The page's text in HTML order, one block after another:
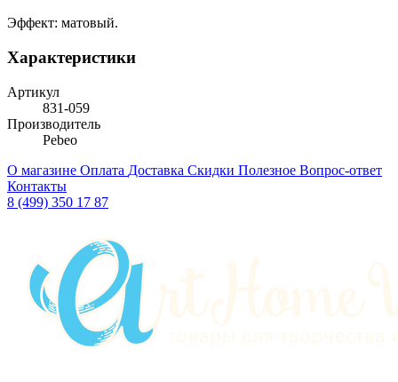
Эффект: матовый.
Характеристики
Артикул
831-059
Производитель
Pebeo
О магазине Оплата Доставка Скидки Полезное Вопрос-ответ
Контакты
8 (499) 350 17 87